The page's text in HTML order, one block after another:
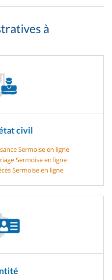
à
civil
Sermoise en ligne
Sermoise en ligne
Sermoise en ligne